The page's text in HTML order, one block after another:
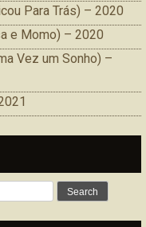
Para Trás) – 2020
e Momo) – 2020
Vez um Sonho) –